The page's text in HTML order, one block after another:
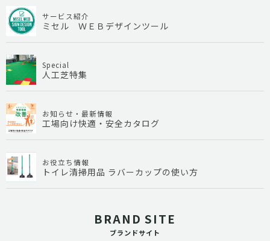
サービス紹介
ミセル ＷＥＢデザインツール
Special
人工芝特集
お知らせ・最新情報
工場向け快適・安全カタログ
お役立ち情報
トイレ清掃用品 ラバーカップの使い方
BRAND SITE
ブランドサイト